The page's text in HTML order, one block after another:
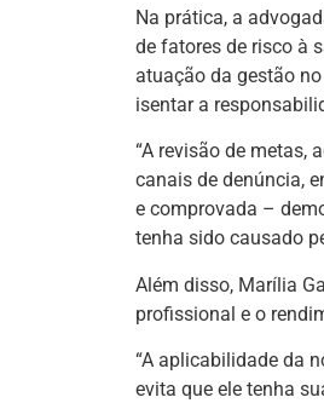
Na prática, a
de fatores de risco à
atuação da gestão
isentar a
“A revisão de metas,
canais de denúncia,
e comprovada –
tenha sido causado
Além disso, Marília
profissional e o
“A aplicabilidade da
evita que ele tenha